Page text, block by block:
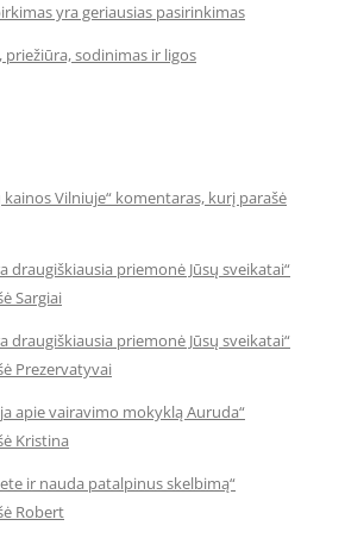
yra geriausias pasirinkimas
sodinimas ir ligos
Vilniuje“ komentaras, kurį parašė
draugiškiausia priemonė Jūsų sveikatai“
Sargiai
draugiškiausia priemonė Jūsų sveikatai“
Prezervatyvai
apie vairavimo mokyklą Auruda“
Kristina
ir nauda patalpinus skelbimą“
Robert